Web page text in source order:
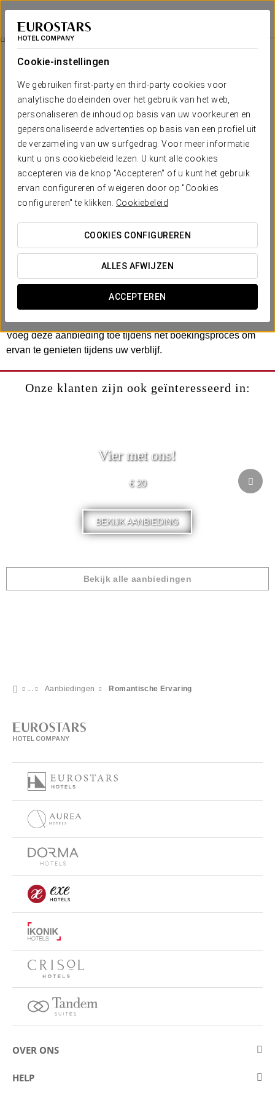
Cookie-instellingen
We gebruiken first-party en third-party cookies voor
analytische doeleinden over het gebruik van het web,
personaliseren de inhoud op basis van uw voorkeuren en
gepersonaliseerde advertenties op basis van een profiel uit
de verzameling van uw surfgedrag. Voor meer informatie
kunt u ons cookiebeleid lezen. U kunt alle cookies
accepteren via de knop "Accepteren" of u kunt het gebruik
ervan configureren of weigeren door op "Cookies
configureren" te klikken. Cookiebeleid
COOKIES CONFIGUREREN
ALLES AFWIJZEN
ACCEPTEREN
Exe Zarzuela Park
MADRID
Romantische Ervaring
€ 25
Romantische Ervaring
Geniet van een onvergetelijke avond met uw partner.
- Bonbons.
- Romantisch detail op de kamer.
Voeg deze aanbieding toe tijdens het boekingsproces om
ervan te genieten tijdens uw verblijf.
Onze klanten zijn ook geïnteresseerd in:
Vier met ons!
€ 20
BEKIJK AANBIEDING
Bekijk alle aanbiedingen
Aanbiedingen Romantische Ervaring
OVER ONS
Over Eurostars Hotel Company
HELP